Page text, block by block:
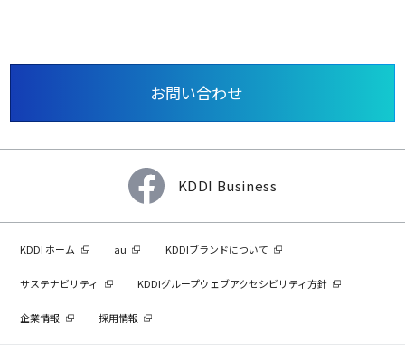
お問い合わせ
KDDI Business
KDDI ホーム au KDDIブランドについて
サステナビリティ KDDIグループウェブアクセシビリティ方針
企業情報 採用情報